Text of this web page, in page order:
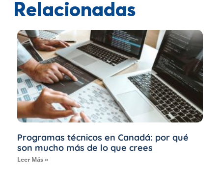
Relacionadas
Programas técnicos en Canadá: por qué
son mucho más de lo que crees
Leer Más »